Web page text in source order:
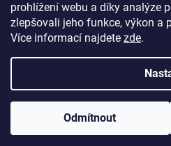
prohlížení webu a díky analýze
zlepšovali jeho funkce, výkon a
Více informací najdete zde.
Odmítnout
DOVOLENÁ 1.8. - 11.8. 2026. Vážení
čerpáme dovolenou. Vaše došlé